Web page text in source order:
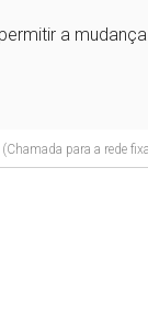
a
(Chamada para a rede